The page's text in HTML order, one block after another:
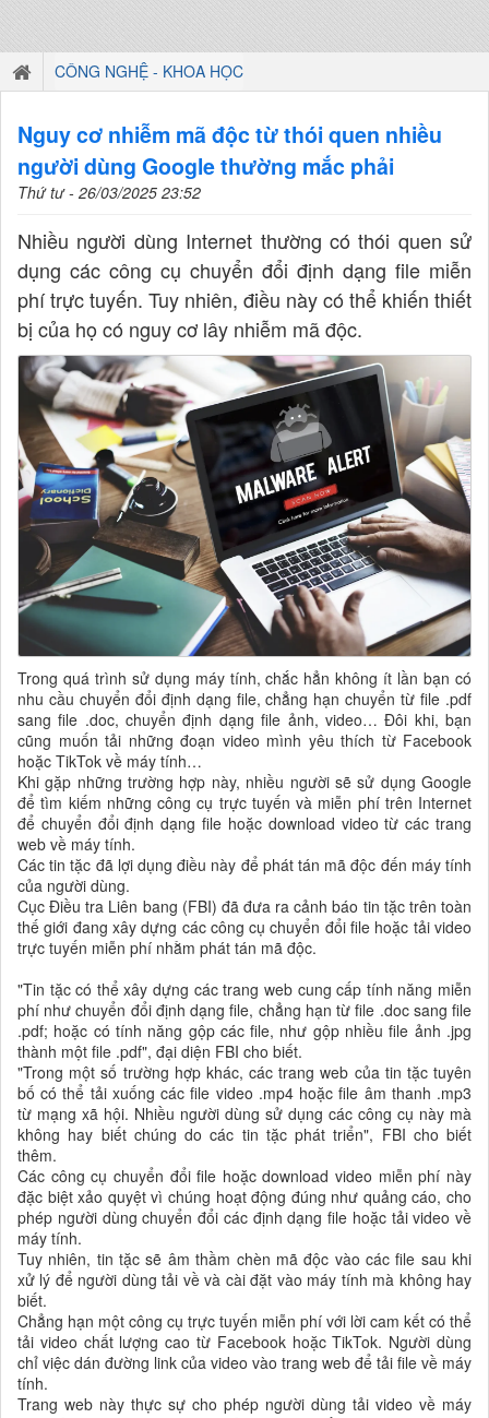
CÔNG NGHỆ - KHOA HỌC
Nguy cơ nhiễm mã độc từ thói quen nhiều
người dùng Google thường mắc phải
Thứ tư - 26/03/2025 23:52
Nhiều người dùng Internet thường có thói quen sử
dụng các công cụ chuyển đổi định dạng file miễn
phí trực tuyến. Tuy nhiên, điều này có thể khiến thiết
bị của họ có nguy cơ lây nhiễm mã độc.
Trong quá trình sử dụng máy tính, chắc hẳn không ít lần bạn có
nhu cầu chuyển đổi định dạng file, chẳng hạn chuyển từ file .pdf
sang file .doc, chuyển định dạng file ảnh, video… Đôi khi, bạn
cũng muốn tải những đoạn video mình yêu thích từ Facebook
hoặc TikTok về máy tính…
Khi gặp những trường hợp này, nhiều người sẽ sử dụng Google
để tìm kiếm những công cụ trực tuyến và miễn phí trên Internet
để chuyển đổi định dạng file hoặc download video từ các trang
web về máy tính.
Các tin tặc đã lợi dụng điều này để phát tán mã độc đến máy tính
của người dùng.
Cục Điều tra Liên bang (FBI) đã đưa ra cảnh báo tin tặc trên toàn
thế giới đang xây dựng các công cụ chuyển đổi file hoặc tải video
trực tuyến miễn phí nhằm phát tán mã độc.
"Tin tặc có thể xây dựng các trang web cung cấp tính năng miễn
phí như chuyển đổi định dạng file, chẳng hạn từ file .doc sang file
.pdf; hoặc có tính năng gộp các file, như gộp nhiều file ảnh .jpg
thành một file .pdf", đại diện FBI cho biết.
"Trong một số trường hợp khác, các trang web của tin tặc tuyên
bố có thể tải xuống các file video .mp4 hoặc file âm thanh .mp3
từ mạng xã hội. Nhiều người dùng sử dụng các công cụ này mà
không hay biết chúng do các tin tặc phát triển", FBI cho biết
thêm.
Các công cụ chuyển đổi file hoặc download video miễn phí này
đặc biệt xảo quyệt vì chúng hoạt động đúng như quảng cáo, cho
phép người dùng chuyển đổi các định dạng file hoặc tải video về
máy tính.
Tuy nhiên, tin tặc sẽ âm thầm chèn mã độc vào các file sau khi
xử lý để người dùng tải về và cài đặt vào máy tính mà không hay
biết.
Chẳng hạn một công cụ trực tuyến miễn phí với lời cam kết có thể
tải video chất lượng cao từ Facebook hoặc TikTok. Người dùng
chỉ việc dán đường link của video vào trang web để tải file về máy
tính.
Trang web này thực sự cho phép người dùng tải video về máy